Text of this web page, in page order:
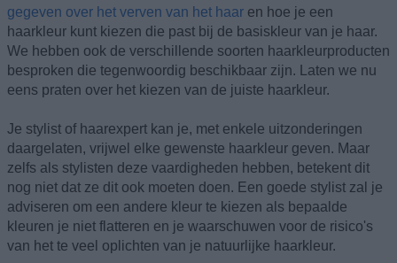
gegeven over het verven van het haar en hoe je een
haarkleur kunt kiezen die past bij de basiskleur van je haar.
We hebben ook de verschillende soorten haarkleurproducten
besproken die tegenwoordig beschikbaar zijn. Laten we nu
eens praten over het kiezen van de juiste haarkleur.
Je stylist of haarexpert kan je, met enkele uitzonderingen
daargelaten, vrijwel elke gewenste haarkleur geven. Maar
zelfs als stylisten deze vaardigheden hebben, betekent dit
nog niet dat ze dit ook moeten doen. Een goede stylist zal je
adviseren om een andere kleur te kiezen als bepaalde
kleuren je niet flatteren en je waarschuwen voor de risico's
van het te veel oplichten van je natuurlijke haarkleur.